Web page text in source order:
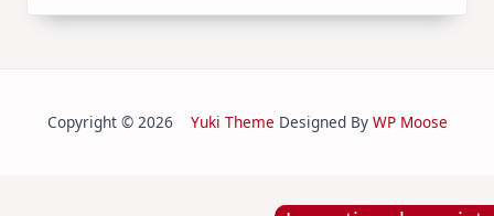
Copyright © 2026 Yuki Theme Designed By WP Moose